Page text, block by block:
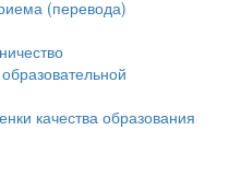
(перевода)
качества образования